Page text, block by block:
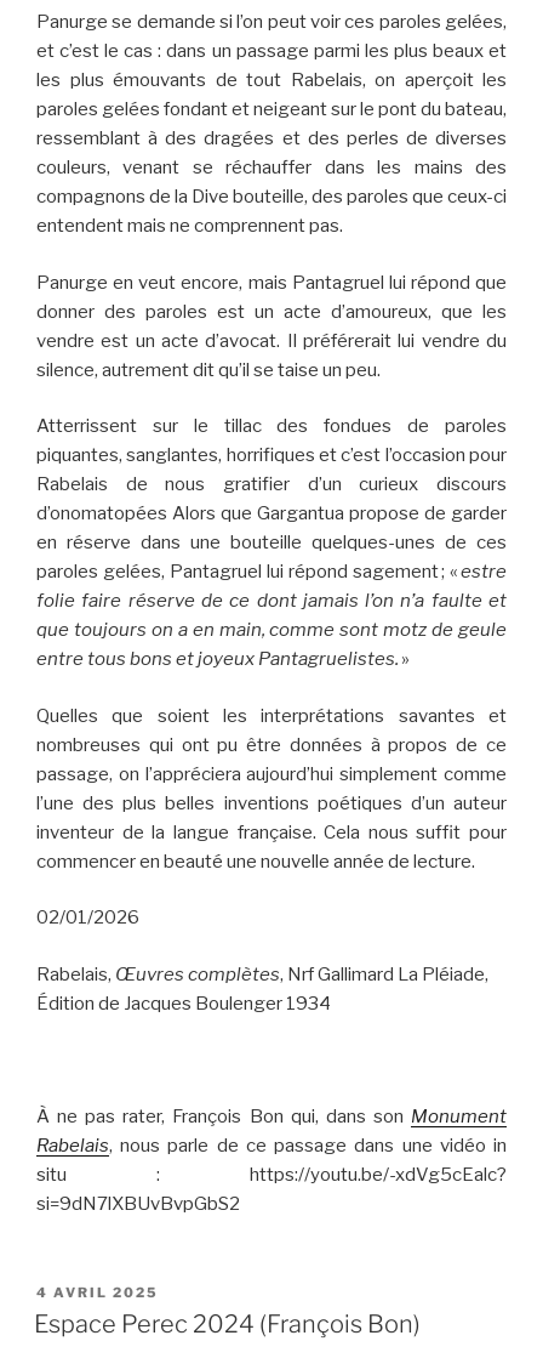
Panurge se demande si l’on peut voir ces paroles gelées,
et c’est le cas : dans un passage parmi les plus beaux et
les plus émouvants de tout Rabelais, on aperçoit les
paroles gelées fondant et neigeant sur le pont du bateau,
ressemblant à des dragées et des perles de diverses
couleurs, venant se réchauffer dans les mains des
compagnons de la Dive bouteille, des paroles que ceux-ci
entendent mais ne comprennent pas.
Panurge en veut encore, mais Pantagruel lui répond que
donner des paroles est un acte d’amoureux, que les
vendre est un acte d’avocat. Il préférerait lui vendre du
silence, autrement dit qu’il se taise un peu.
Atterrissent sur le tillac des fondues de paroles
piquantes, sanglantes, horrifiques et c’est l’occasion pour
Rabelais de nous gratifier d’un curieux discours
d’onomatopées Alors que Gargantua propose de garder
en réserve dans une bouteille quelques-unes de ces
paroles gelées, Pantagruel lui répond sagement ; «estre
folie faire réserve de ce dont jamais l’on n’a faulte et
que toujours on a en main, comme sont motz de geule
entre tous bons et joyeux Pantagruelistes. »
Quelles que soient les interprétations savantes et
nombreuses qui ont pu être données à propos de ce
passage, on l’appréciera aujourd’hui simplement comme
l’une des plus belles inventions poétiques d’un auteur
inventeur de la langue française. Cela nous suffit pour
commencer en beauté une nouvelle année de lecture.
02/01/2026
Rabelais, Œuvres complètes, Nrf Gallimard La Pléiade,
Édition de Jacques Boulenger 1934
À ne pas rater, François Bon qui, dans son Monument
Rabelais, nous parle de ce passage dans une vidéo in
situ : https://youtu.be/-xdVg5cEalc?
si=9dN7lXBUvBvpGbS2
PUBLIÉ
LE
4 AVRIL 2025
Espace Perec 2024 (François Bon)